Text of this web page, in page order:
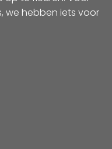
we hebben iets voor